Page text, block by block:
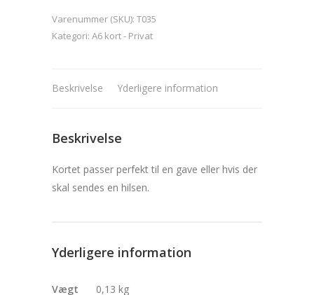
kan
vi
Varenummer (SKU): T035
Kategori: A6 kort - Privat
Beskrivelse Yderligere information
Beskrivelse
Kortet passer perfekt til en gave eller hvis der
skal sendes en hilsen.
Yderligere information
Vægt 0,13 kg